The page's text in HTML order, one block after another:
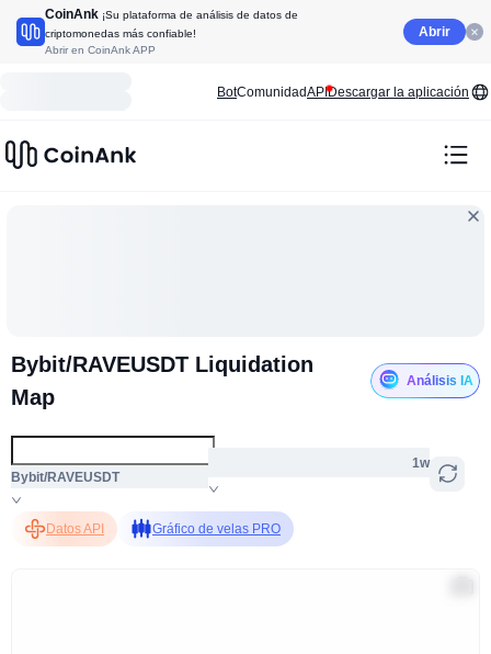
CoinAnk ¡Su plataforma de análisis de datos de
criptomonedas más confiable!
Abrir en CoinAnk APP
Abrir
BotComunidadAPIDescargar la aplicación
Bybit/RAVEUSDT Liquidation
Map
Análisis IA
Bybit/RAVEUSDT
1w
Datos API Gráfico de velas PRO